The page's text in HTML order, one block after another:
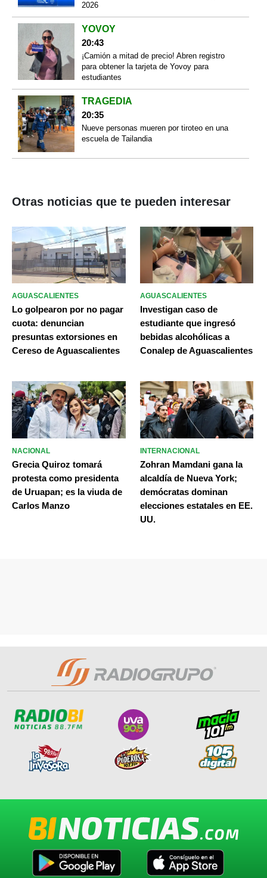
2026
YOVOY
20:43
¡Camión a mitad de precio! Abren registro
para obtener la tarjeta de Yovoy para
estudiantes
TRAGEDIA
20:35
Nueve personas mueren por tiroteo en una
escuela de Tailandia
Otras noticias que te pueden interesar
AGUASCALIENTES
Lo golpearon por no pagar
cuota: denuncian
presuntas extorsiones en
Cereso de Aguascalientes
AGUASCALIENTES
Investigan caso de
estudiante que ingresó
bebidas alcohólicas a
Conalep de Aguascalientes
NACIONAL
Grecia Quiroz tomará
protesta como presidenta
de Uruapan; es la viuda de
Carlos Manzo
INTERNACIONAL
Zohran Mamdani gana la
alcaldía de Nueva York;
demócratas dominan
elecciones estatales en EE.
UU.